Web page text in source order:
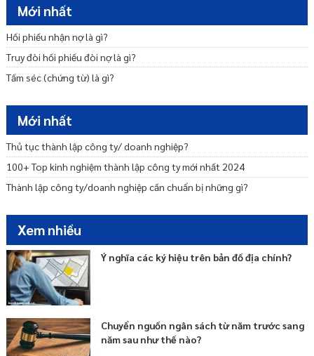
Lệ phí đăng ký doanh nghiệp được quy định như thế nào?
Thủ tục mở chi nhánh công ty ở tỉnh khác?
Dịch vụ thành lập chi nhánh công ty 500k
Dịch vụ thành lập công ty TNHH một thành viên
Mới nhất
Hối phiếu nhận nợ là gì?
Truy đòi hối phiếu đòi nợ là gì?
Tấm séc (chứng từ) là gì?
Mới nhất
Thủ tục thành lập công ty/ doanh nghiệp?
100+ Top kinh nghiệm thành lập công ty mới nhất 2024
Thành lập công ty/doanh nghiệp cần chuẩn bị những gì?
Xem nhiều
Ý nghĩa các ký hiệu trên bản đồ địa chính?
Chuyển nguồn ngân sách từ năm trước sang
năm sau như thế nào?